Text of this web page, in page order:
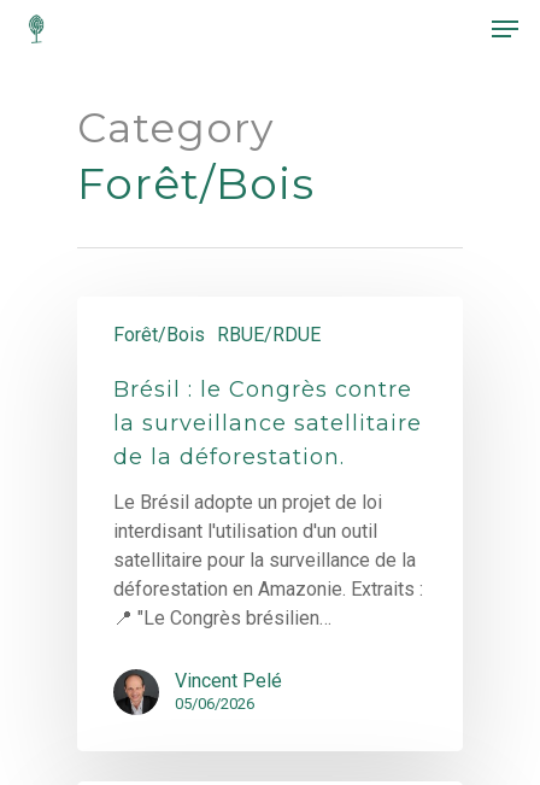
Hit enter to search or ESC to close
Category
Forêt/Bois
Forêt/Bois RBUE/RDUE
Brésil : le Congrès contre
la surveillance satellitaire
de la déforestation.
Le Brésil adopte un projet de loi
interdisant l'utilisation d'un outil
satellitaire pour la surveillance de la
déforestation en Amazonie. Extraits :
📍 "Le Congrès brésilien…
Vincent Pelé
05/06/2026